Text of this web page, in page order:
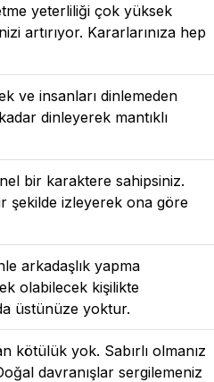
yeterliliği çok yüksek
artırıyor. Kararlarınıza hep
ve insanları dinlemeden
dinleyerek mantıklı
bir karaktere sahipsiniz.
şekilde izleyerek ona göre
arkadaşlık yapma
olabilecek kişilikte
üstünüze yoktur.
kötülük yok. Sabırlı olmanız
davranışlar sergilemeniz